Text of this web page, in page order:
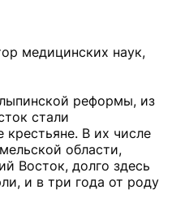
медицинских наук,
реформы, из
стали
крестьяне. В их числе
области,
Восток, долго здесь
и в три года от роду